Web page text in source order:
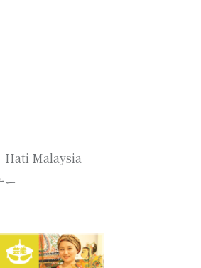
Hati Malaysia
ー